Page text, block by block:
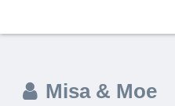
Misa & Moe